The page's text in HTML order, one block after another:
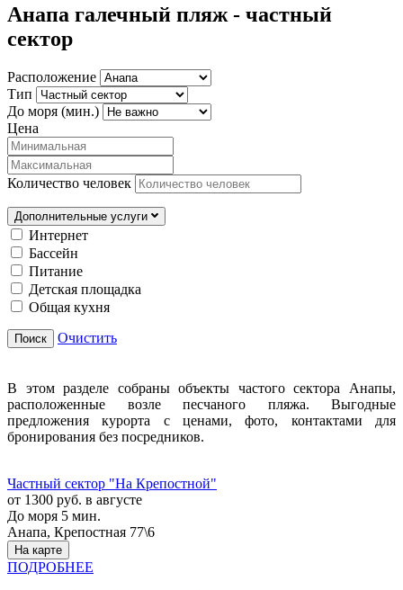
Анапа галечный пляж - частный
сектор
Расположение
Тип
До моря (мин.)
Цена
Количество человек
Дополнительные услуги
Интернет
Бассейн
Питание
Детская площадка
Общая кухня
Поиск Очистить
В этом разделе собраны объекты частого сектора Анапы,
расположенные возле песчаного пляжа. Выгодные
предложения курорта с ценами, фото, контактами для
бронирования без посредников.
Частный сектор "На Крепостной"
от 1300 руб. в августе
До моря 5 мин.
Анапа, Крепостная 77\6
На карте
ПОДРОБНЕЕ